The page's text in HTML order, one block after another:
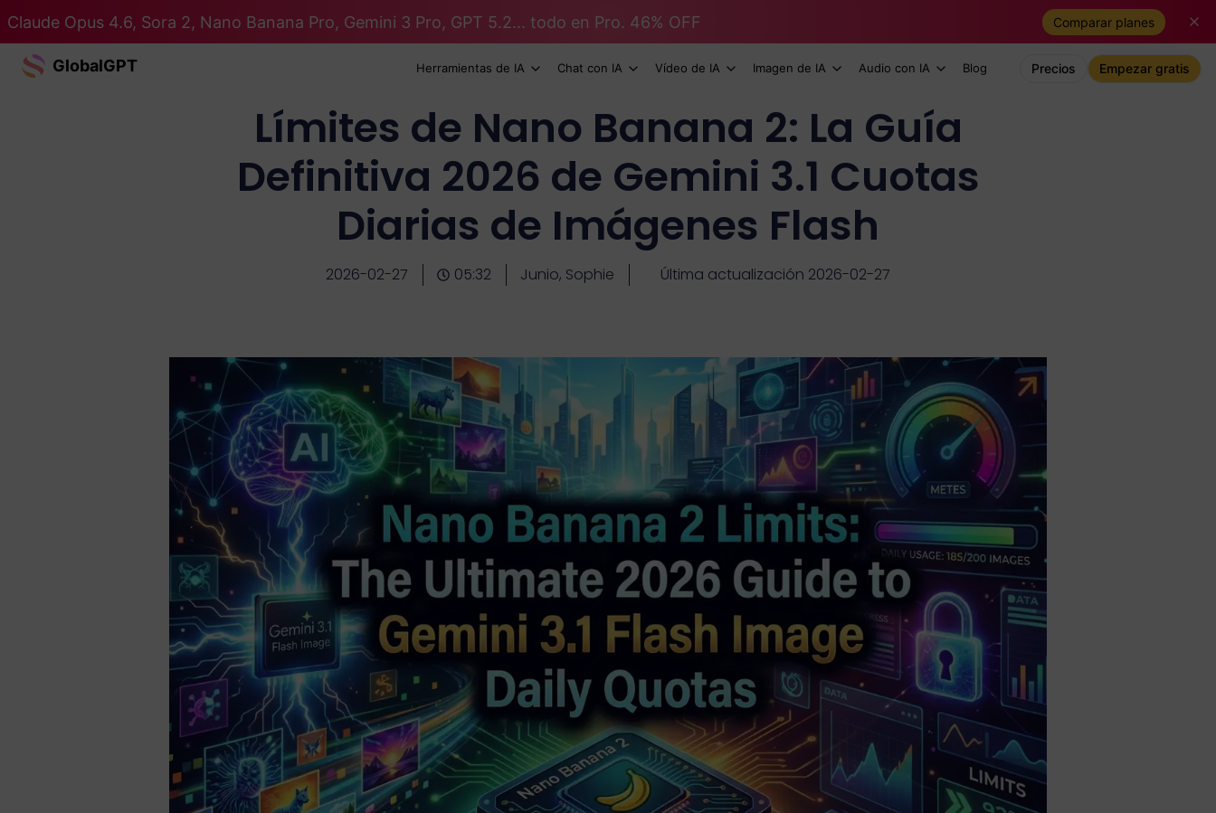
Claude Opus 4.6, Sora 2, Nano Banana Pro, Gemini 3 Pro, GPT 5.2... todo en Pro. 46% OFF Comparar planes
GlobalGPT Herramientas de IA Chat con IA Vídeo de IA Imagen de IA Audio con IA Blog Precios Empezar gratis
Límites de Nano Banana 2: La Guía
Definitiva 2026 de Gemini 3.1 Cuotas
Diarias de Imágenes Flash
2026-02-27 05:32 Junio, Sophie Última actualización 2026-02-27